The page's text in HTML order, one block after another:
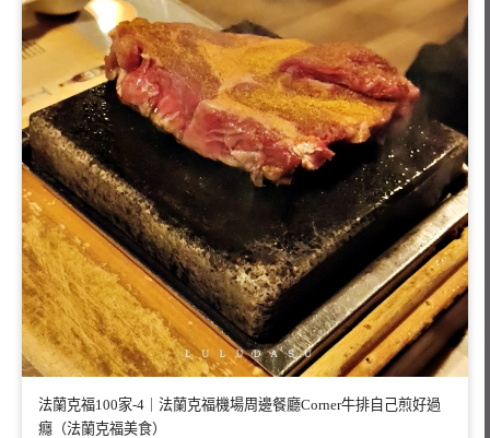
法蘭克福100家-4｜法蘭克福機場周邊餐廳Corner牛排自己煎好過
癮（法蘭克福美食）